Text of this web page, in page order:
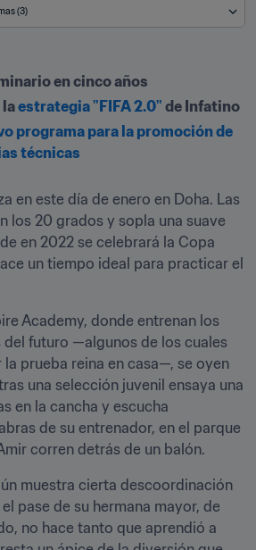
(3)
en cinco años
la estrategia "FIFA 2.0" de Infatino
programa para la promoción de
técnicas
en este día de enero en Doha. Las
los 20 grados y sopla una suave
en 2022 se celebrará la Copa
un tiempo ideal para practicar el
Academy, donde entrenan los
futuro —algunos de los cuales
prueba reina en casa—, se oyen
una selección juvenil ensaya una
en la cancha y escucha
de su entrenador, en el parque
corren detrás de un balón.
muestra cierta descoordinación
pase de su hermana mayor, de
no hace tanto que aprendió a